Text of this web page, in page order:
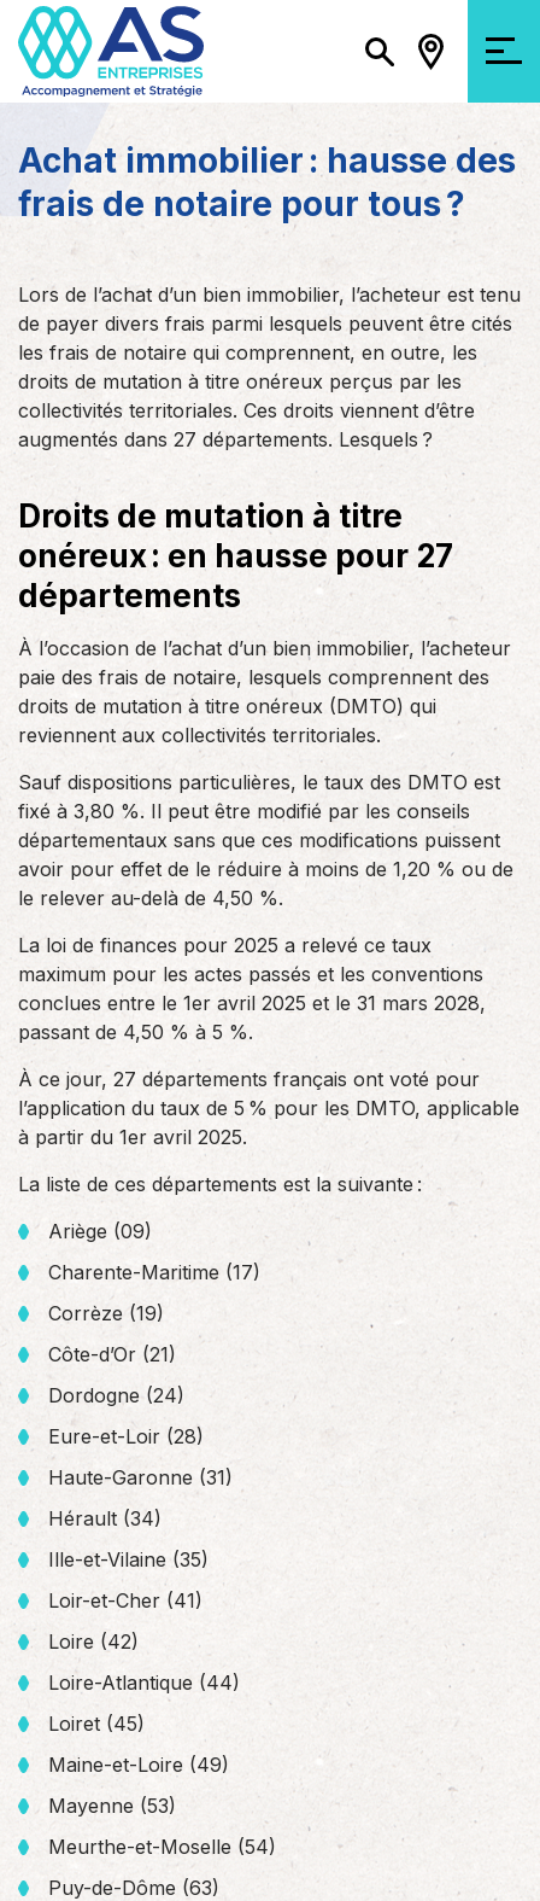
Achat immobilier : hausse des
frais de notaire pour tous ?
Lors de l’achat d’un bien immobilier, l’acheteur est tenu
de payer divers frais parmi lesquels peuvent être cités
les frais de notaire qui comprennent, en outre, les
droits de mutation à titre onéreux perçus par les
collectivités territoriales. Ces droits viennent d’être
augmentés dans 27 départements. Lesquels ?
Droits de mutation à titre
onéreux : en hausse pour 27
départements
À l’occasion de l’achat d’un bien immobilier, l’acheteur
paie des frais de notaire, lesquels comprennent des
droits de mutation à titre onéreux (DMTO) qui
reviennent aux collectivités territoriales.
Sauf dispositions particulières, le taux des DMTO est
fixé à 3,80 %. Il peut être modifié par les conseils
départementaux sans que ces modifications puissent
avoir pour effet de le réduire à moins de 1,20 % ou de
le relever au-delà de 4,50 %.
La loi de finances pour 2025 a relevé ce taux
maximum pour les actes passés et les conventions
conclues entre le 1er avril 2025 et le 31 mars 2028,
passant de 4,50 % à 5 %.
À ce jour, 27 départements français ont voté pour
l’application du taux de 5 % pour les DMTO, applicable
à partir du 1er avril 2025.
La liste de ces départements est la suivante :
Ariège (09)
Charente-Maritime (17)
Corrèze (19)
Côte-d’Or (21)
Dordogne (24)
Eure-et-Loir (28)
Haute-Garonne (31)
Hérault (34)
Ille-et-Vilaine (35)
Loir-et-Cher (41)
Loire (42)
Loire-Atlantique (44)
Loiret (45)
Maine-et-Loire (49)
Mayenne (53)
Meurthe-et-Moselle (54)
Puy-de-Dôme (63)